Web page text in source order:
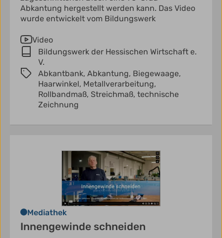
Abkantung hergestellt werden kann. Das Video
wurde entwickelt vom Bildungswerk
Video
Bildungswerk der Hessischen Wirtschaft e.
V.
Abkantbank, Abkantung, Biegewaage,
Haarwinkel, Metallverarbeitung,
Rollbandmaß, Streichmaß, technische
Zeichnung
Mediathek
Innengewinde schneiden